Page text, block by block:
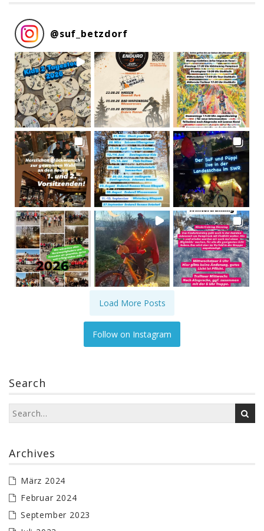
@suf_betzdorf
Load More Posts
Follow on Instagram
Search
Archives
März 2024
Februar 2024
September 2023